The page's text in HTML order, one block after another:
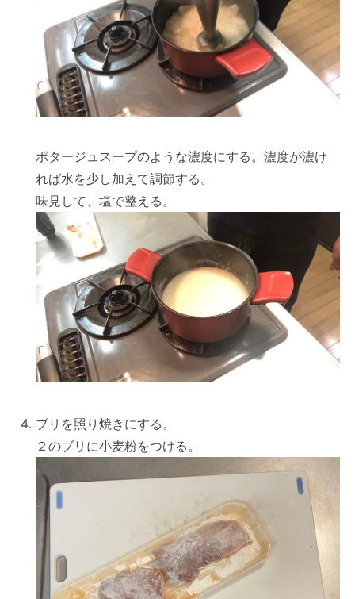
ポタージュスープのような濃度にする。濃度が濃け
れば水を少し加えて調節する。
味見して、塩で整える。
ブリを照り焼きにする。
２のブリに小麦粉をつける。